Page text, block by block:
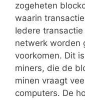
zogeheten
waarin
Iedere
netwerk worden
voorkomen. Dit
miners, die de
minen vraagt
computers. De